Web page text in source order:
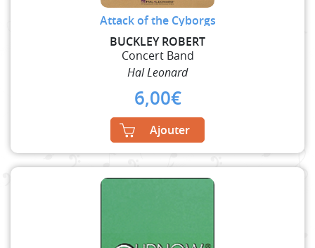
Attack of the Cyborgs
BUCKLEY ROBERT
Concert Band
Hal Leonard
6,00€
Ajouter